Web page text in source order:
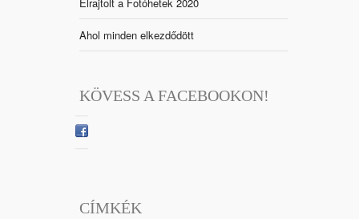
Ahol minden elkezdődött
KÖVESS A FACEBOOKON!
CÍMKÉK